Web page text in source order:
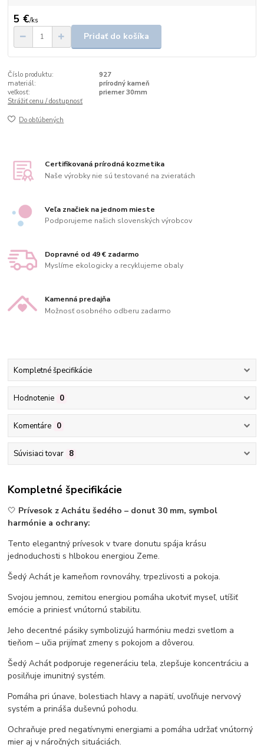
5 €/ks
Pridať do košíka
Číslo produktu:
927
materiál:
prírodný kameň
veľkosť:
priemer 30mm
Strážiť cenu / dostupnosť
Do obľúbených
Certifikovaná prírodná kozmetika
Naše výrobky nie sú testované na zvieratách
Veľa značiek na jednom mieste
Podporujeme našich slovenských výrobcov
Dopravné od 49 € zadarmo
Myslíme ekologicky a recyklujeme obaly
Kamenná predajňa
Možnosť osobného odberu zadarmo
Kompletné špecifikácie
Hodnotenie 0
Komentáre 0
Súvisiaci tovar 8
Kompletné špecifikácie
🤍 Prívesok z Achátu šedého – donut 30 mm, symbol
harmónie a ochrany:
Tento elegantný prívesok v tvare donutu spája krásu
jednoduchosti s hlbokou energiou Zeme.
Šedý Achát je kameňom rovnováhy, trpezlivosti a pokoja.
Svojou jemnou, zemitou energiou pomáha ukotviť myseľ, utíšiť
emócie a priniesť vnútornú stabilitu.
Jeho decentné pásiky symbolizujú harmóniu medzi svetlom a
tieňom – učia prijímať zmeny s pokojom a dôverou.
Šedý Achát podporuje regeneráciu tela, zlepšuje koncentráciu a
posilňuje imunitný systém.
Pomáha pri únave, bolestiach hlavy a napätí, uvoľňuje nervový
systém a prináša duševnú pohodu.
Ochraňuje pred negatívnymi energiami a pomáha udržať vnútorný
mier aj v náročných situáciách.